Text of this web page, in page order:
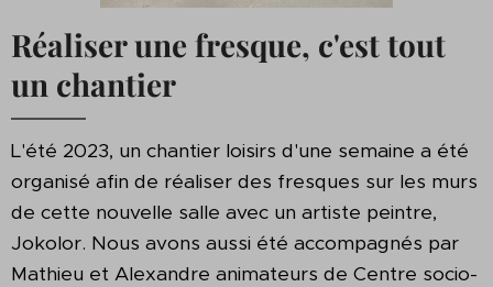
Réaliser une fresque, c'est tout
un chantier
L'été 2023, un chantier loisirs d'une semaine a été
organisé afin de réaliser des fresques sur les murs
de cette nouvelle salle avec un artiste peintre,
Jokolor. Nous avons aussi été accompagnés par
Mathieu et Alexandre animateurs de Centre socio-